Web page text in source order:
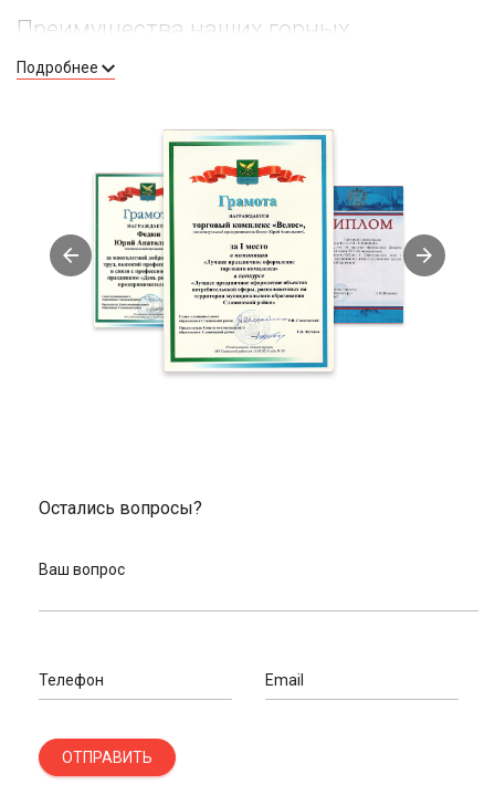
Преимущества наших горных
велосипедов
Позволяют выделиться благодаря яркому, спортивному
Имеют хорошие амортизаторы, дисковые тормоза и
многоскоростную систему передач.
При помощи комплектующих могут
трансформироваться под желания владельца.
Как выбрать горный велосипед
При покупке изделия учитывайте стиль будущей езды. Для
катания по пересеченной местности на спортивных
Если вы планируете выполнять трюки на ступенях, бордюрах,
для городских условий. Изделие имеет легкий вес – 9-10 кг,
с каталогом на нашем сайте и добавьте понравившееся
Краснодару и в другие регионы России в течение 1-4 дней.
Подробнее
Остались вопросы?
Ваш вопрос
Телефон Email
ОТПРАВИТЬ